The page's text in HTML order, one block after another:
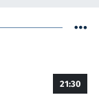
21:30